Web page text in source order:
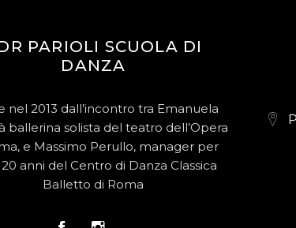
PARIOLI SCUOLA DI
DANZA
nel 2013 dall’incontro tra Emanuela
ballerina solista del teatro dell’Opera
e Massimo Perullo, manager per
anni del Centro di Danza Classica
Balletto di Roma